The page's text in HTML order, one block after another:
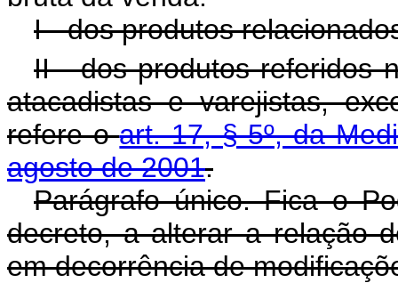
I - dos produtos
II - dos produtos referidos
atacadistas e varejistas,
refere oart. 17, § 5º, da
agosto de 2001.
Parágrafo único. Fica o
decreto, a alterar a relação
em decorrência de